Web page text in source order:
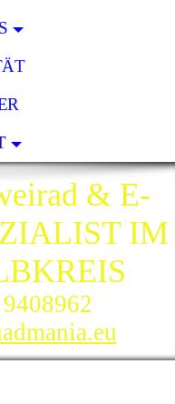
& E-
IM